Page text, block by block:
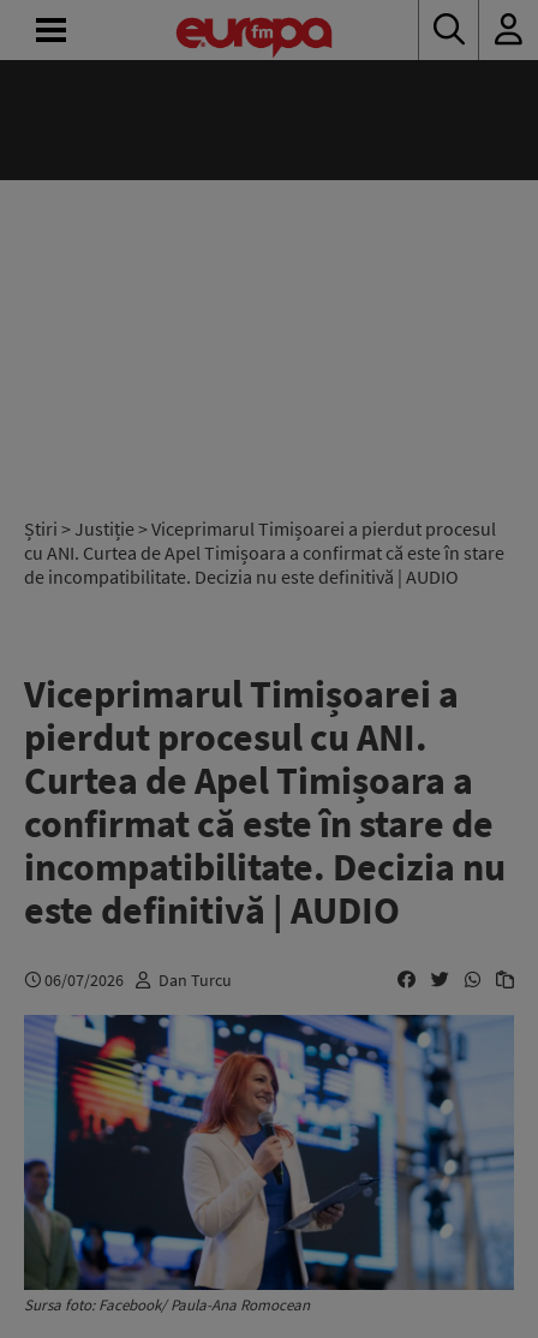
Știri > Justiție> Viceprimarul Timișoarei a pierdut procesul
cu ANI. Curtea de Apel Timișoara a confirmat că este în stare
de incompatibilitate. Decizia nu este definitivă | AUDIO
Viceprimarul Timișoarei a
pierdut procesul cu ANI.
Curtea de Apel Timișoara a
confirmat că este în stare de
incompatibilitate. Decizia nu
este definitivă | AUDIO
06/07/2026 Dan Turcu
Sursa foto: Facebook/ Paula-Ana Romocean